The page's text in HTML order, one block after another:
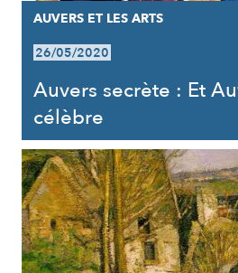
AUVERS ET LES ARTS
26/05/2020
Auvers secrète : Et
célèbre